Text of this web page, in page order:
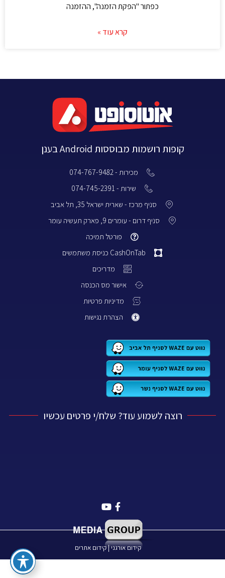
כפתור "הפקת הזמנה", ההזמנה
קרא עוד »
קופות רושמות מבוססות Android בענן
מכירות - 074-767-9482
שירות - 074-745-2391
סניף מרכז - שארית ישראל 35, תל אביב
סניף דרום - עומרים 9, פארק תעשיה עומר
פורטל תמיכה
CashOnTab כניסת משתמשים
מדריכים
אישור מס הכנסה
מדיניות פרטיות
הצהרת נגישות
רוצה לשמוע עוד? שלח/י פרטים עכשיו
קידום אורגני|קידום אתרים